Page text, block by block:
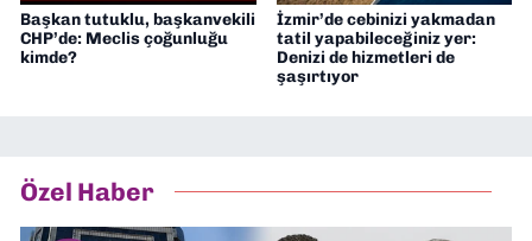
Başkan tutuklu, başkanvekili
CHP’de: Meclis çoğunluğu
kimde?
İzmir’de cebinizi yakmadan
tatil yapabileceğiniz yer:
Denizi de hizmetleri de
şaşırtıyor
Özel Haber